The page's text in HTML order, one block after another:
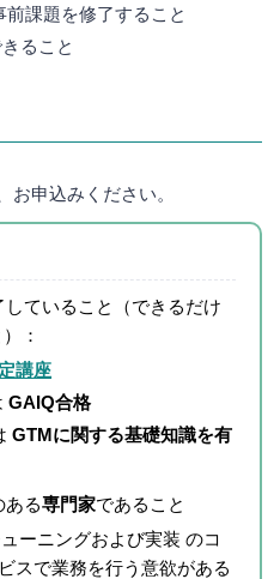
課題を修了すること
ること
申込みください。
ていること（できるだけ
：
講座
GAIQ合格
GTMに関する基礎知識を有
る専門家であること
ーニングおよび実装 のコ
スで業務を行う意欲がある